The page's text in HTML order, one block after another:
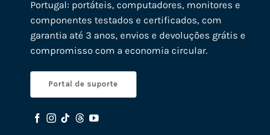
Portugal: portáteis, computadores, monitores e
componentes testados e certificados, com
garantia até 3 anos, envios e devoluções grátis e
compromisso com a economia circular.
Portal de suporte